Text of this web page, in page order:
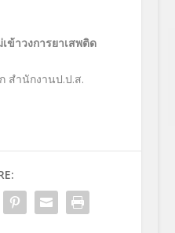
ข้าวงการยาเสพติด
สำนักงานป.ป.ส.